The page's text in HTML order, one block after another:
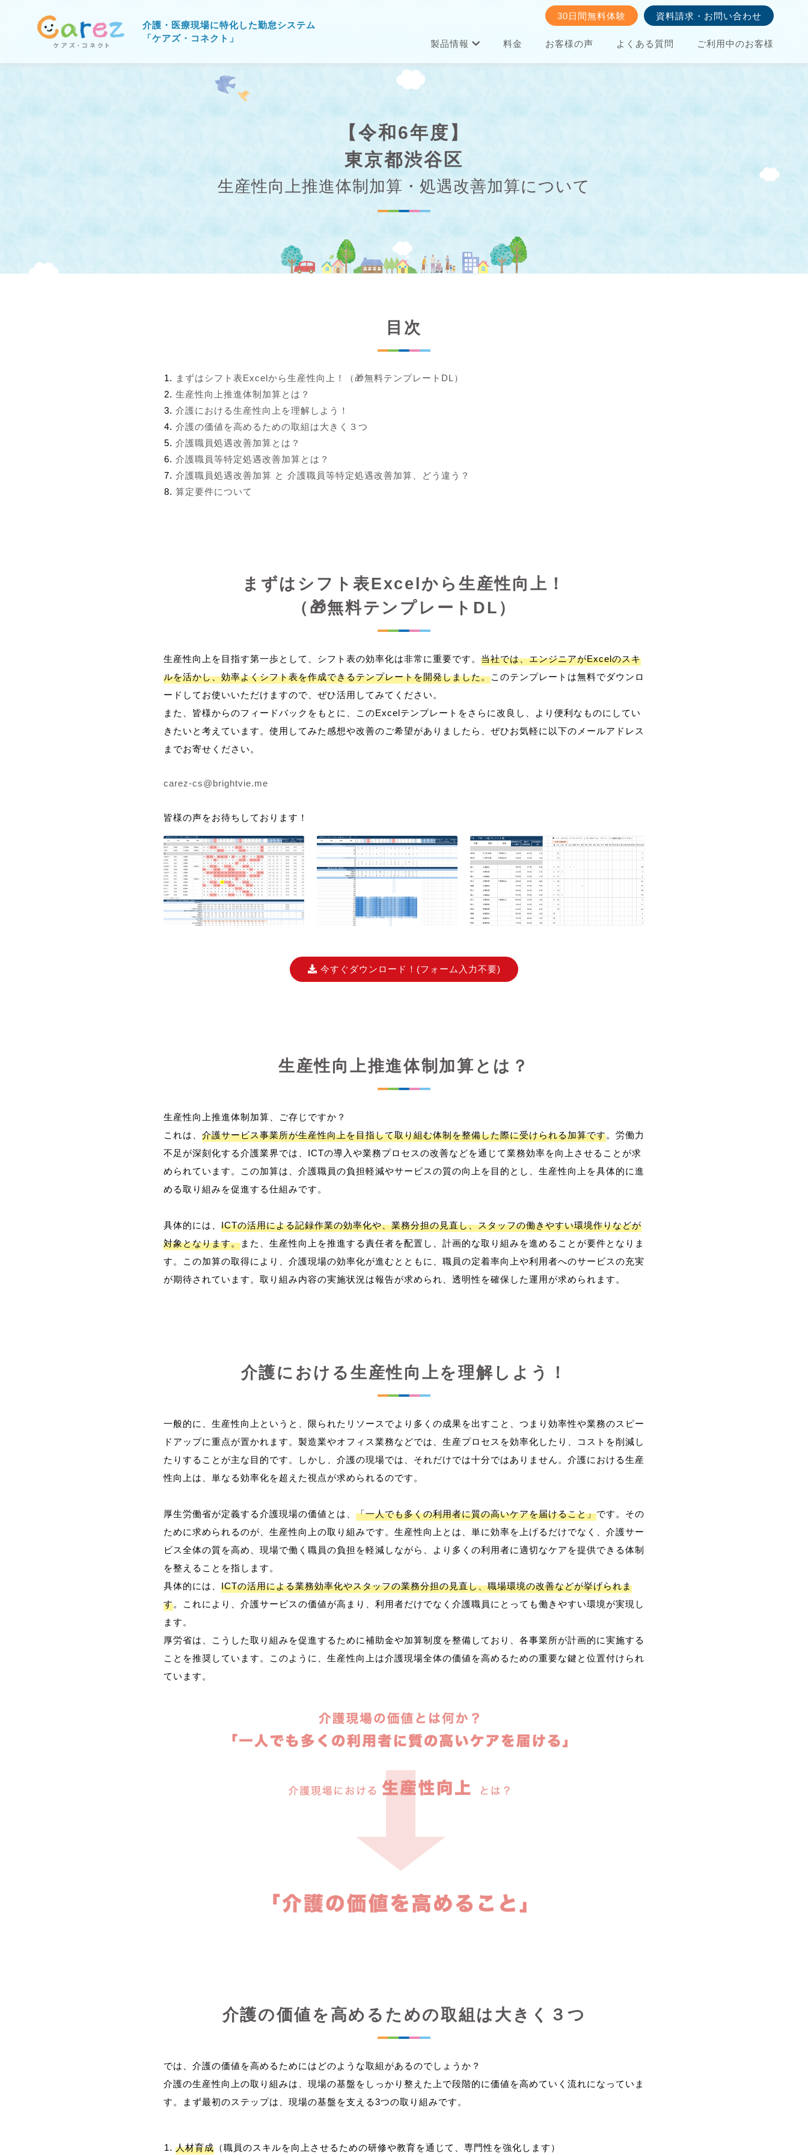
介護・医療現場に特化した勤怠システム
「ケアズ・コネクト」
製品情報 料金 お客様の声 よくある質問 ご利用中のお客様
30日間無料体験 資料請求・お問い合わせ
【令和6年度】
東京都渋谷区
生産性向上推進体制加算・処遇改善加算について
目次
まずはシフト表Excelから生産性向上！（🎁無料テンプレートDL）
生産性向上推進体制加算とは？
介護における生産性向上を理解しよう！
介護の価値を高めるための取組は大きく３つ
介護職員処遇改善加算とは？
介護職員等特定処遇改善加算とは？
介護職員処遇改善加算 と 介護職員等特定処遇改善加算、どう違う？
算定要件について
まずはシフト表Excelから生産性向上！
（🎁無料テンプレートDL）
生産性向上を目指す第一歩として、シフト表の効率化は非常に重要です。 当社では、エンジニアがExcelのスキ
ルを活かし、効率よくシフト表を作成できるテンプレートを開発しました。このテンプレートは無料でダウンロ
ードしてお使いいただけますので、ぜひ活用してみてください。
また、皆様からのフィードバックをもとに、このExcelテンプレートをさらに改良し、より便利なものにしてい
きたいと考えています。使用してみた感想や改善のご希望がありましたら、ぜひお気軽に以下のメールアドレス
までお寄せください。
carez-cs@brightvie.me
皆様の声をお待ちしております！
今すぐダウンロード！ (フォーム入力不要)
生産性向上推進体制加算とは？
生産性向上推進体制加算、ご存じですか？
これは、 介護サービス事業所が生産性向上を目指して取り組む体制を整備した際に受けられる加算です。労働力
不足が深刻化する介護業界では、ICTの導入や業務プロセスの改善などを通じて業務効率を向上させることが求
められています。この加算は、介護職員の負担軽減やサービスの質の向上を目的とし、生産性向上を具体的に進
める取り組みを促進する仕組みです。
具体的には、 ICTの活用による記録作業の効率化や、業務分担の見直し、スタッフの働きやすい環境作りなどが
対象となります。また、生産性向上を推進する責任者を配置し、計画的な取り組みを進めることが要件となりま
す。この加算の取得により、介護現場の効率化が進むとともに、職員の定着率向上や利用者へのサービスの充実
介護における生産性向上を理解しよう！
一般的に、生産性向上というと、限られたリソースでより多くの成果を出すこと、つまり効率性や業務のスピー
ドアップに重点が置かれます。製造業やオフィス業務などでは、生産プロセスを効率化したり、コストを削減し
たりすることが主な目的です。しかし、介護の現場では、それだけでは十分ではありません。介護における生産
性向上は、単なる効率化を超えた視点が求められるのです。
厚生労働省が定義する介護現場の価値とは、 「一人でも多くの利用者に質の高いケアを届けること」です。その
ために求められるのが、生産性向上の取り組みです。生産性向上とは、単に効率を上げるだけでなく、介護サー
ビス全体の質を高め、現場で働く職員の負担を軽減しながら、より多くの利用者に適切なケアを提供できる体制
を整えることを指します。
具体的には、 ICTの活用による業務効率化やスタッフの業務分担の見直し、職場環境の改善などが挙げられま
す。これにより、介護サービスの価値が高まり、利用者だけでなく介護職員にとっても働きやすい環境が実現し
ます。
厚労省は、こうした取り組みを促進するために補助金や加算制度を整備しており、各事業所が計画的に実施する
ことを推奨しています。このように、生産性向上は介護現場全体の価値を高めるための重要な鍵と位置付けられ
介護の価値を高めるための取組は大きく３つ
では、介護の価値を高めるためにはどのような取組があるのでしょうか？
介護の生産性向上の取り組みは、現場の基盤をしっかり整えた上で段階的に価値を高めていく流れになっていま
人材育成 （職員のスキルを向上させるための研修や教育を通じて、専門性を強化します）